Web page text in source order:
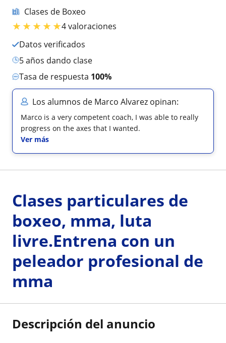
Clases de Boxeo
★★★★★4 valoraciones
Datos verificados
5 años dando clase
Tasa de respuesta 100%
Los alumnos de Marco Alvarez opinan:
Marco is a very competent coach, I was able to really
progress on the axes that I wanted.
Ver más
Clases particulares de
boxeo, mma, luta
livre.Entrena con un
peleador profesional de
mma
Descripción del anuncio